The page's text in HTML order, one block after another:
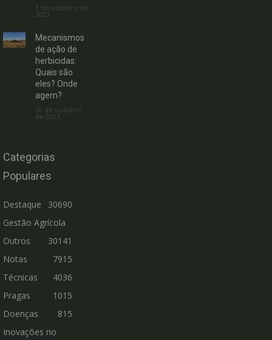
3 de outubro de
2023
Mecanismos
de ação de
herbicidas:
Quais são
eles? Onde
agem?
30 de outubro
de 2023
Categorias
Populares
Destaque
30690
Gestão Agrícola
30141
Outros
7915
Notas
Técnicas
4036
Pragas
1015
Doenças
815
Inovações no